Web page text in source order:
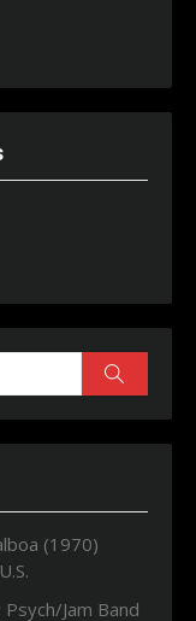
(1970)
Jam Band